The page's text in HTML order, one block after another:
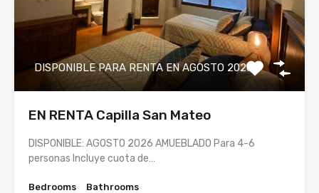
DISPONIBLE PARA RENTA EN AGOSTO 2026
EN RENTA Capilla San Mateo
DISPONIBLE: AGOSTO 2026 AMUEBLADO Para 4-6
personas Incluye cuota de…
Bedrooms
Bathrooms